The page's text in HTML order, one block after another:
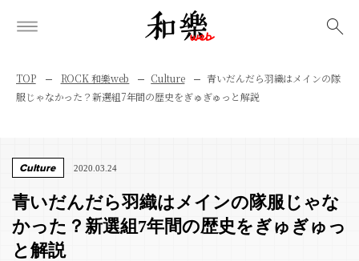
TOP ROCK 和樂web Culture
青いだんだら羽織はメインの隊
服じゃなかった？新選組7年間の歴史をぎゅぎゅっと解説
Culture 2020.03.24
青いだんだら羽織はメインの隊服じゃな
かった？新選組7年間の歴史をぎゅぎゅっ
と解説